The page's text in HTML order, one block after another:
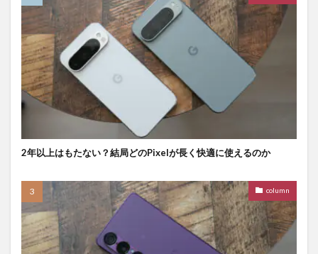
2年以上はもたない？結局どのPixelが長く快適に使えるのか
column